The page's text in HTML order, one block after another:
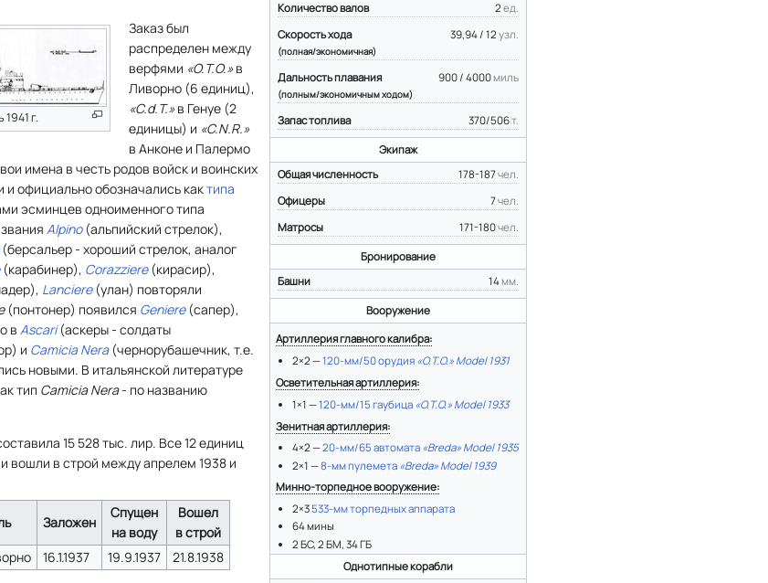
2 ед.
Количество валов
39,94 / 12 узл.
Скорость хода
(полная/экономичная)
900 / 4000 миль
Дальность плавания
(полным/экономичным ходом)
370/506т.
Запас топлива
Экипаж
178-187чел.
Общая численность
7чел.
Офицеры
171-180чел.
Матросы
Бронирование
14 мм.
Башни
Вооружение
Артиллерия главного калибра:
2×2 —120-мм/50 орудия «O.T.O.» Model 1931
Осветительная артиллерия:
1×1 —120-мм/15 гаубица «O.T.O.» Model 1933
Зенитная артиллерия:
4×2 —20-мм/65 автомата «Breda» Model 1935
2×1 —8-мм пулемета «Breda» Model 1939
Минно-торпедное вооружение:
2×3533-мм торпедных аппарата
64 мины
2 БС, 2 БМ, 34 ГБ
Однотипные корабли
1941 г.
Заказ был
распределен между
верфями «О.Т.О.»в
Ливорно (6 единиц),
«C.d.T.»в Генуе (2
единицы) и «C.N.R.»
в Анконе и Палермо
имена в честь родов войск и воинских
официально обозначались кактипа
эсминцев одноименного типа
Alpino(альпийский стрелок),
(берсальер - хороший стрелок, аналог
(карабинер), Corazziere(кирасир),
Lanciere(улан) повторяли
(понтонер) появился Geniere(сапер),
в Ascari(аскеры - солдаты
и Camicia Nera(чернорубашечник, т.е.
новыми. В итальянской литературе
тип Camicia Nera- по названию
15 528 тыс. лир. Все 12 единиц
вошли в строй между апрелем 1938 и
Заложен
Спущен
на воду
Вошел
в строй
16.1.1937 19.9.1937 21.8.1938